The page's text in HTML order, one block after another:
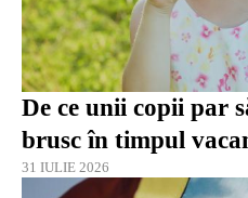
De ce unii copii par
brusc în timpul
31 IULIE 2026